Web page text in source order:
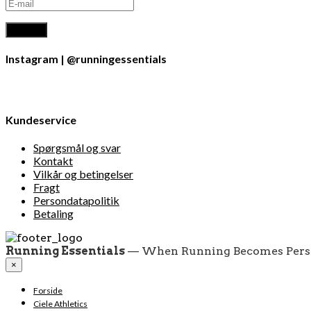
Instagram | @runningessentials
Kundeservice
Spørgsmål og svar
Kontakt
Vilkår og betingelser
Fragt
Persondatapolitik
Betaling
Running Essentials — When Running Becomes
×
Forside
Ciele Athletics